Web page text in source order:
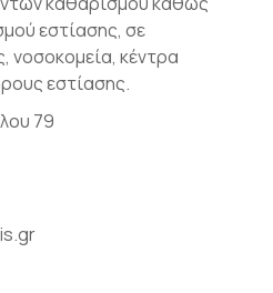
εστίασης, σε
νοσοκομεία, κέντρα
εστίασης.
79